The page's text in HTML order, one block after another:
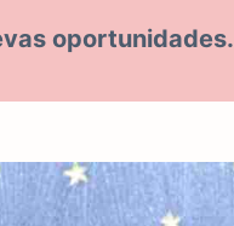
oportunidades.